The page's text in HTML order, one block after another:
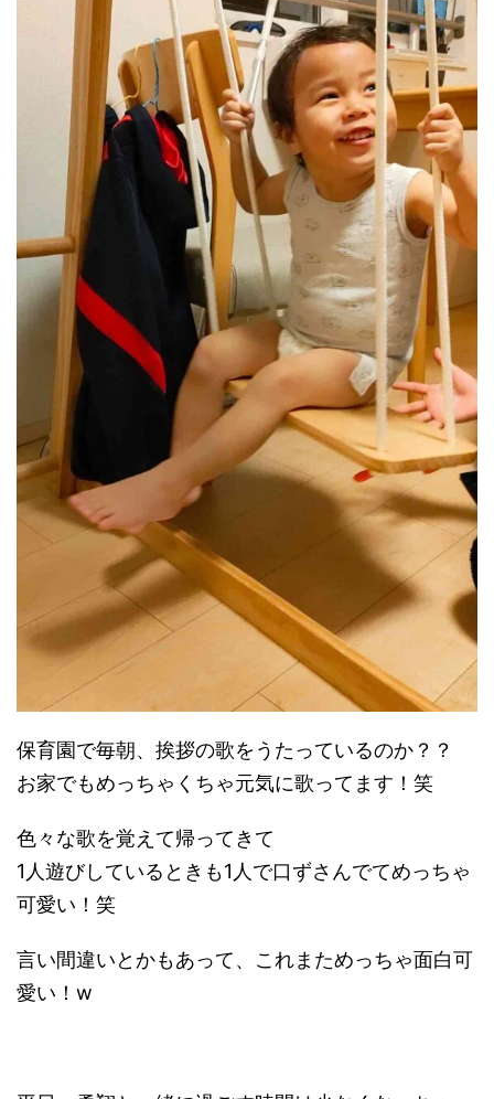
保育園で毎朝、挨拶の歌をうたっているのか？？
お家でもめっちゃくちゃ元気に歌ってます！笑
色々な歌を覚えて帰ってきて
1人遊びしているときも1人で口ずさんでてめっちゃ
可愛い！笑
言い間違いとかもあって、これまためっちゃ面白可
愛い！w